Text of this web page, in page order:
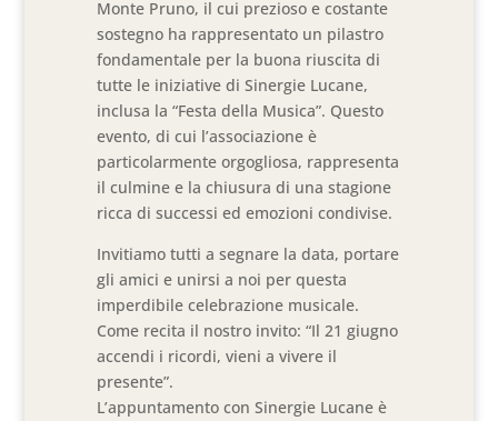
Monte Pruno, il cui prezioso e costante
sostegno ha rappresentato un pilastro
fondamentale per la buona riuscita di
tutte le iniziative di Sinergie Lucane,
inclusa la “Festa della Musica”. Questo
evento, di cui l’associazione è
particolarmente orgogliosa, rappresenta
il culmine e la chiusura di una stagione
ricca di successi ed emozioni condivise.
Invitiamo tutti a segnare la data, portare
gli amici e unirsi a noi per questa
imperdibile celebrazione musicale.
Come recita il nostro invito: “Il 21 giugno
accendi i ricordi, vieni a vivere il
presente”.
L’appuntamento con Sinergie Lucane è